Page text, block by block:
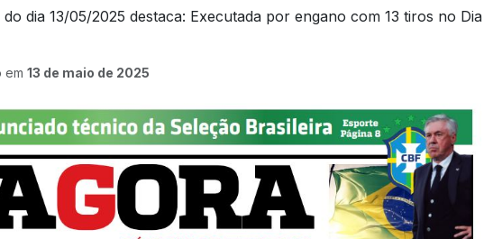
dia 13/05/2025 destaca: Executada por engano com 13 tiros no Dia
em 13 de maio de 2025